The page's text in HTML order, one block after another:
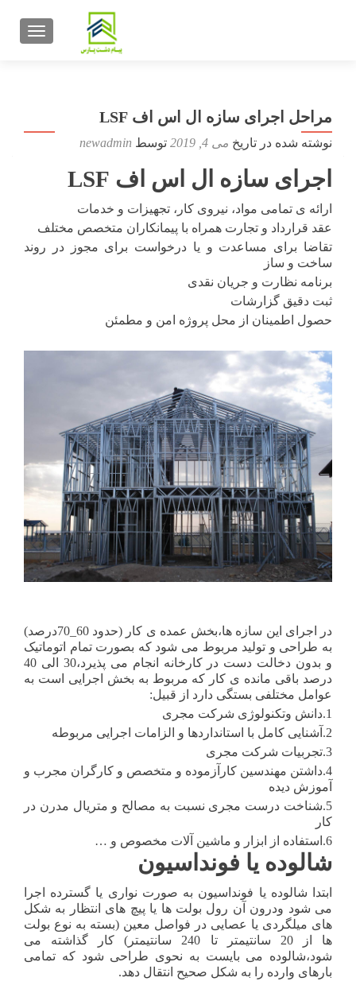
تعویض
مراحل اجرای سازه ال اس اف LSF
نوشته شده در تاریخ می 4, 2019 توسط newadmin
اجرای سازه ال اس اف LSF
ارائه ی تمامی مواد، نیروی کار، تجهیزات و خدمات
عقد قرارداد و تجارت همراه با پیمانکاران متخصص مختلف
تقاضا برای مساعدت و یا درخواست برای مجوز در روند
ساخت و ساز
برنامه نظارت و جریان نقدی
ثبت دقیق گزارشات
حصول اطمینان از محل پروژه امن و مطمئن
در اجرای این سازه ها،بخش عمده ی کار (حدود 60_70درصد)
به طراحی و تولید مربوط می شود که بصورت تمام اتوماتیک
و بدون دخالت دست در کارخانه انجام می پذیرد،30 الی 40
درصد باقی مانده ی کار که مربوط به بخش اجرایی است به
عوامل مختلفی بستگی دارد از قبیل:
1.دانش وتکنولوژی شرکت مجری
2.آشنایی کامل با استانداردها و الزامات اجرایی مربوطه
3.تجربیات شرکت مجری
4.داشتن مهندسین کارآزموده و متخصص و کارگران مجرب و
آموزش دیده
5.شناخت درست مجری نسبت به مصالح و متریال مدرن در
کار
6.استفاده از ابزار و ماشین آلات مخصوص و …
شالوده یا فونداسیون
ابتدا شالوده یا فونداسیون به صورت نواری یا گسترده اجرا
می شود ودرون آن رول بولت ها یا پیچ های انتظار به شکل
های میلگردی یا عصایی در فواصل معین (بسته به نوع بولت
ها از 20 سانتیمتر تا 240 سانتیمتر) کار گذاشته می
شود،شالوده می بایست به نحوی طراحی شود که تمامی
بارهای وارده را به شکل صحیح انتقال دهد.